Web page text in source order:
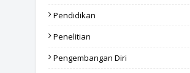
Pendidikan
Penelitian
Pengembangan Diri